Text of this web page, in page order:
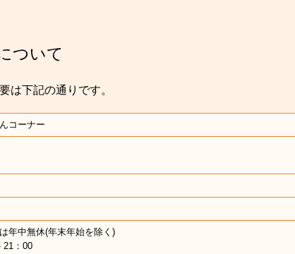
ついて
は下記の通りです。
コーナー
年中無休(年末年始を除く)
21：00